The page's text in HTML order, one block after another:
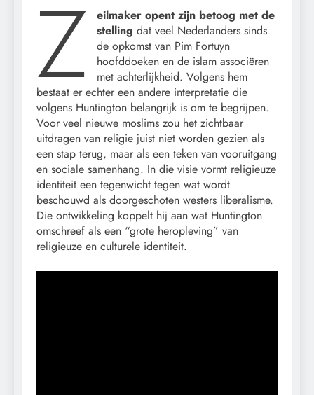
Z
eilmaker opent zijn betoog met de
stelling dat veel Nederlanders sinds
de opkomst van Pim Fortuyn
hoofddoeken en de islam associëren
met achterlijkheid. Volgens hem
bestaat er echter een andere interpretatie die
volgens Huntington belangrijk is om te begrijpen.
Voor veel nieuwe moslims zou het zichtbaar
uitdragen van religie juist niet worden gezien als
een stap terug, maar als een teken van vooruitgang
en sociale samenhang. In die visie vormt religieuze
identiteit een tegenwicht tegen wat wordt
beschouwd als doorgeschoten westers liberalisme.
Die ontwikkeling koppelt hij aan wat Huntington
omschreef als een “grote heropleving” van
religieuze en culturele identiteit.